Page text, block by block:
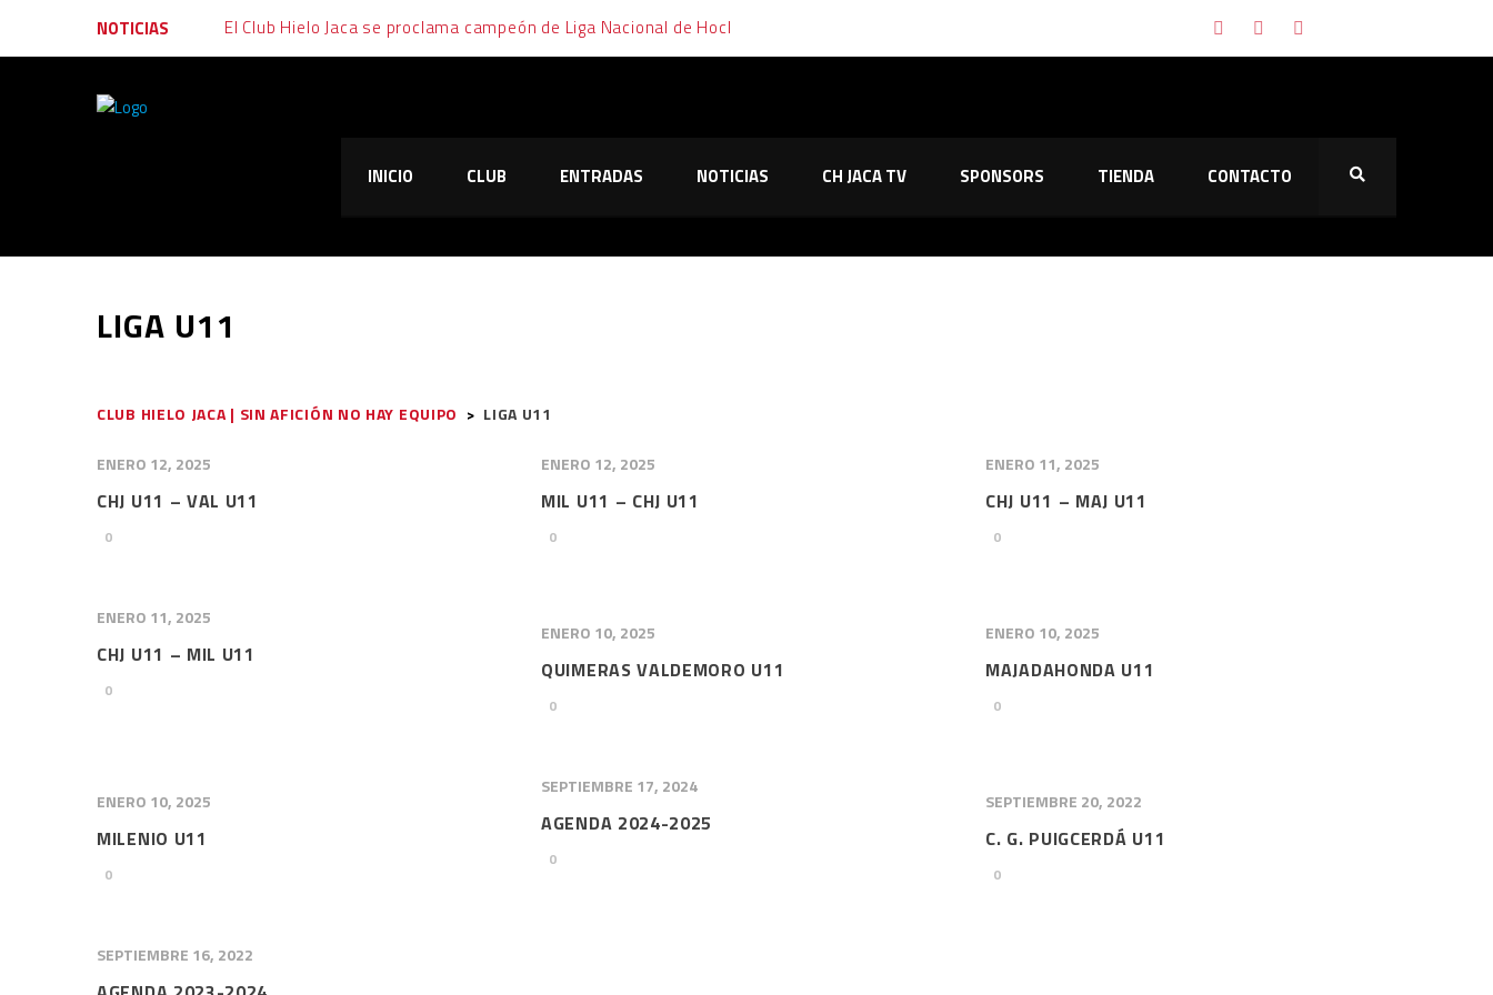
NOTICIAS El Club Hielo Jaca se proclama campeón de Liga Nacional de Hockey Hielo
INICIO CLUB ENTRADAS NOTICIAS CH JACA TV SPONSORS TIENDA CONTACTO
LIGA U11
CLUB HIELO JACA | SIN AFICIÓN NO HAY EQUIPO > LIGA U11
ENERO 12, 2025
CHJ U11 – VAL U11
0
ENERO 12, 2025
MIL U11 – CHJ U11
0
ENERO 11, 2025
CHJ U11 – MAJ U11
0
ENERO 11, 2025
CHJ U11 – MIL U11
0
ENERO 10, 2025
QUIMERAS VALDEMORO U11
0
ENERO 10, 2025
MAJADAHONDA U11
0
ENERO 10, 2025
MILENIO U11
0
SEPTIEMBRE 17, 2024
AGENDA 2024-2025
0
SEPTIEMBRE 20, 2022
C. G. PUIGCERDÁ U11
0
SEPTIEMBRE 16, 2022